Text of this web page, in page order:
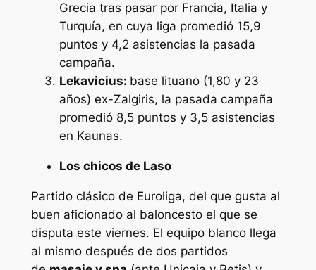
Grecia tras pasar por Francia, Italia y
Turquía, en cuya liga promedió 15,9
puntos y 4,2 asistencias la pasada
campaña.
Lekavicius: base lituano (1,80 y 23
años) ex-Zalgiris, la pasada campaña
promedió 8,5 puntos y 3,5 asistencias
en Kaunas.
Los chicos de Laso
Partido clásico de Euroliga, del que gusta al
buen aficionado al baloncesto el que se
disputa este viernes. El equipo blanco llega
al mismo después de dos partidos